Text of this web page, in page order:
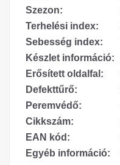
Szezon:
Terhelési index:
Sebesség index:
Készlet információ:
Erősített oldalfal:
Defekttűrő:
Peremvédő:
Cikkszám:
EAN kód:
Egyéb információ: